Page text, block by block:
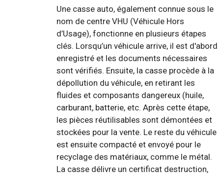
Une casse auto, également connue sous le
nom de centre VHU (Véhicule Hors
d’Usage), fonctionne en plusieurs étapes
clés. Lorsqu’un véhicule arrive, il est d'abord
enregistré et les documents nécessaires
sont vérifiés. Ensuite, la casse procède à la
dépollution du véhicule, en retirant les
fluides et composants dangereux (huile,
carburant, batterie, etc. Après cette étape,
les pièces réutilisables sont démontées et
stockées pour la vente. Le reste du véhicule
est ensuite compacté et envoyé pour le
recyclage des matériaux, comme le métal.
La casse délivre un certificat destruction,